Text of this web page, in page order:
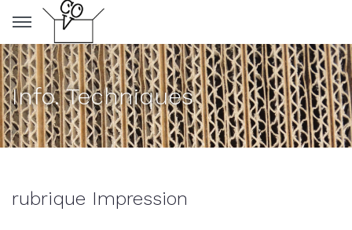
Panneau de gestion des cookies
Info. Techniques
rubrique Impression